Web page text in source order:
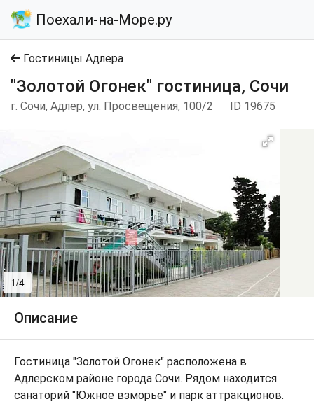
Поехали-на-Море.ру
Гостиницы Адлера
"Золотой Огонек" гостиница, Сочи
г. Сочи, Адлер, ул. Просвещения, 100/2 ID 19675
1/4
Описание
Гостиница "Золотой Огонек" расположена в
Адлерском районе города Сочи. Рядом находится
санаторий "Южное взморье" и парк аттракционов.